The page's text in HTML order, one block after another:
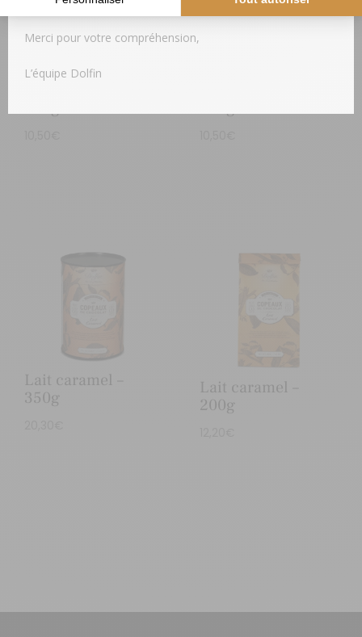
200g
200g
Lait caramel –
350g
Lait caramel –
200g
Merci pour votre compréhension,
L’équipe Dolfin